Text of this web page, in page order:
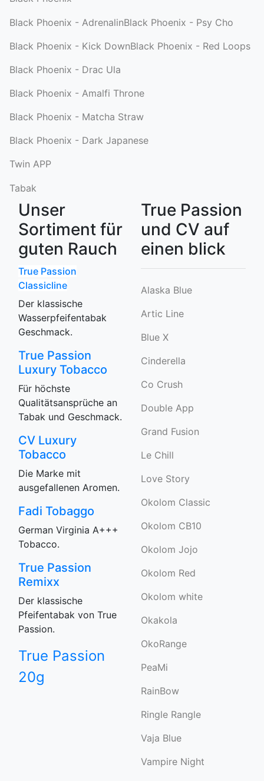
Black Phoenix - AdrenalinBlack Phoenix - Psy Cho
Black Phoenix - Kick DownBlack Phoenix - Red Loops
Black Phoenix - Drac Ula
Black Phoenix - Amalfi Throne
Black Phoenix - Matcha Straw
Black Phoenix - Dark Japanese
Twin APP
Tabak
Unser
Sortiment für
guten Rauch
True Passion
Classicline
Der klassische
Wasserpfeifentabak
Geschmack.
True Passion
Luxury Tobacco
Für höchste
Qualitätsansprüche an
Tabak und Geschmack.
CV Luxury
Tobacco
Die Marke mit
ausgefallenen Aromen.
Fadi Tobaggo
German Virginia A+++
Tobacco.
True Passion
Remixx
Der klassische
Pfeifentabak von True
Passion.
True Passion
20g
True Passion
und CV auf
einen blick
Alaska Blue
Artic Line
Blue X
Cinderella
Co Crush
Double App
Grand Fusion
Le Chill
Love Story
Okolom Classic
Okolom CB10
Okolom Jojo
Okolom Red
Okolom white
Okakola
OkoRange
PeaMi
RainBow
Ringle Rangle
Vaja Blue
Vampire Night